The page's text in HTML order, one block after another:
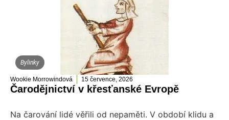
Bylinky
Wookie Morrowindová 15 července, 2026
Čarodějnictví v křesťanské Evropě
Na čarování lidé věřili od nepaměti. V období klidu a